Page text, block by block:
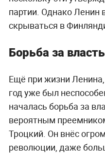
партии. Однако Ленин
скрываться в
Борьба за власть
Ещё при жизни
год уже был
началась борьба за
вероятным
Троцкий. Он внёс
революции, даже